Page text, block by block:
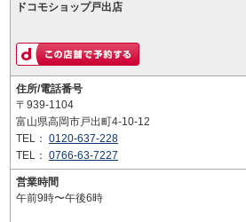
ドコモショップ戸出店
住所/電話番号
〒939-1104
富山県高岡市戸出町4-10-12
TEL： 0120-637-228
TEL： 0766-63-7227
営業時間
午前9時〜午後6時